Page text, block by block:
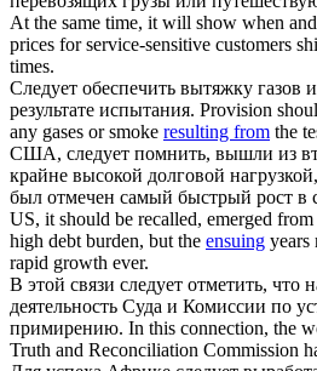
At the same time, it will show when
prices for service-sensitive customers
times.
Следует обеспечить вытяжку
результате испытания. Provision
any gases or smoke resulting from the
США, следует помнить, вышли из
крайне высокой долговой
был отмечен самый быстрый рост в
US, it should be recalled, emerged
high debt burden, but the ensuing years
rapid growth ever.
В этой связи следует отметить, что
деятельность Суда и Комиссии по
примирению. In this connection, the
Truth and Reconciliation Commission